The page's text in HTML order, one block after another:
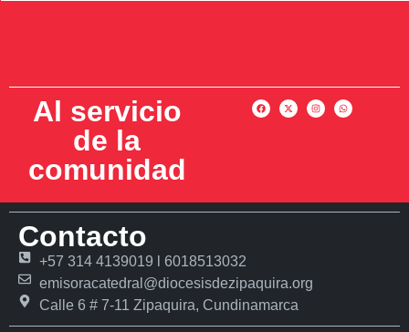
Al servicio
de la
comunidad
Contacto
+57 314 4139019 l 6018513032
emisoracatedral@diocesisdezipaquira.org
Calle 6 # 7-11 Zipaquira, Cundinamarca